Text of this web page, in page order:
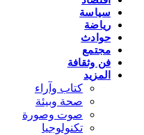
سياسة
رياضة
حوادث
مجتمع
فن وثقافة
المزيد
كتاب وآراء
صحة وبيئة
صوت وصورة
تكنولوجيا